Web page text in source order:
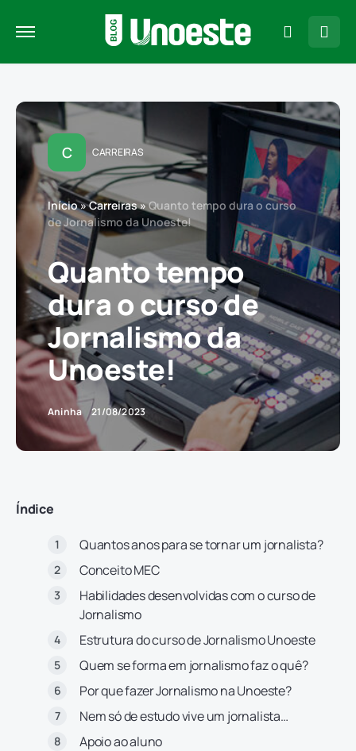
C CARREIRAS
Início»Carreiras»Quanto tempo dura o curso
de Jornalismo da Unoeste!
Quanto tempo
dura o curso de
Jornalismo da
Unoeste!
Aninha 21/08/2023
Índice
Quantos anos para se tornar um jornalista?
Conceito MEC
Habilidades desenvolvidas com o curso de
Jornalismo
Estrutura do curso de Jornalismo Unoeste
Quem se forma em jornalismo faz o quê?
Por que fazer Jornalismo na Unoeste?
Nem só de estudo vive um jornalista…
Apoio ao aluno